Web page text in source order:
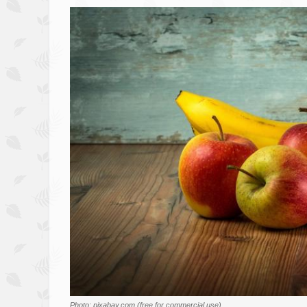
Image
Photo: pixabay.com (free for commercial use)